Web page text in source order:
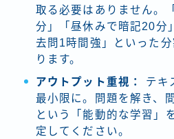
取る必要はありません。
分」「昼休みで暗記20分
去問1時間強」といった
ります。
アウトプット重視：
テキ
最小限に。問題を解き、
という「能動的な学習」
定してください。